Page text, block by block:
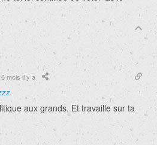
6 mois il y a
aux grands. Et travaille sur ta